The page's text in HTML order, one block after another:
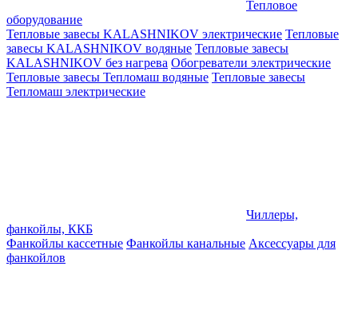
Тепловое
оборудование
Тепловые завесы KALASHNIKOV электрические Тепловые
завесы KALASHNIKOV водяные Тепловые завесы
KALASHNIKOV без нагрева Обогреватели электрические
Тепловые завесы Тепломаш водяные Тепловые завесы
Тепломаш электрические
Чиллеры,
фанкойлы, ККБ
Фанкойлы кассетные Фанкойлы канальные Аксессуары для
фанкойлов